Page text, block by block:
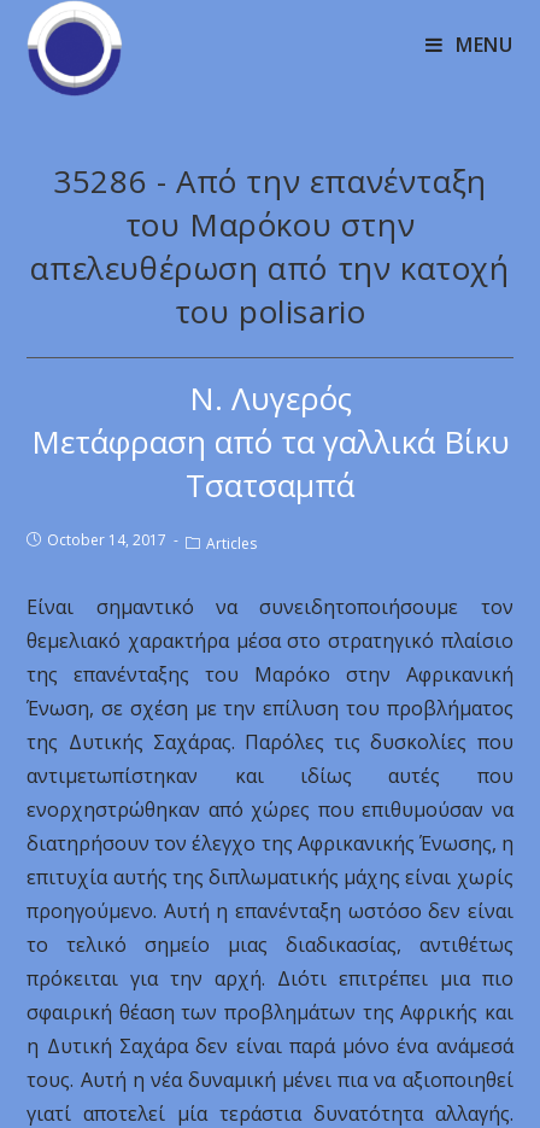
MENU
35286 - Από την επανένταξη
του Μαρόκου στην
απελευθέρωση από την κατοχή
του polisario
Ν. Λυγερός
Μετάφραση από τα γαλλικά Βίκυ
Τσατσαμπά
October 14, 2017 Articles
Είναι σημαντικό να συνειδητοποιήσουμε τον
θεμελιακό χαρακτήρα μέσα στο στρατηγικό πλαίσιο
της επανένταξης του Μαρόκο στην Αφρικανική
Ένωση, σε σχέση με την επίλυση του προβλήματος
της Δυτικής Σαχάρας. Παρόλες τις δυσκολίες που
αντιμετωπίστηκαν και ιδίως αυτές που
ενορχηστρώθηκαν από χώρες που επιθυμούσαν να
διατηρήσουν τον έλεγχο της Αφρικανικής Ένωσης, η
επιτυχία αυτής της διπλωματικής μάχης είναι χωρίς
προηγούμενο. Αυτή η επανένταξη ωστόσο δεν είναι
το τελικό σημείο μιας διαδικασίας, αντιθέτως
πρόκειται για την αρχή. Διότι επιτρέπει μια πιο
σφαιρική θέαση των προβλημάτων της Αφρικής και
η Δυτική Σαχάρα δεν είναι παρά μόνο ένα ανάμεσά
τους. Αυτή η νέα δυναμική μένει πια να αξιοποιηθεί
γιατί αποτελεί μία τεράστια δυνατότητα αλλαγής.